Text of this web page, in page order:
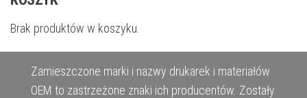
Brak produktów w koszyku.
Zamieszczone marki i nazwy drukarek i materiałów
OEM to zastrzeżone znaki ich producentów. Zostały